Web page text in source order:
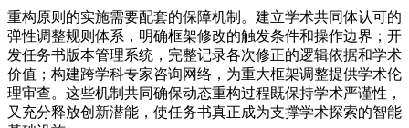
重构原则的实施需要配套的保障机制。建立学术共同体认可的
弹性调整规则体系，明确框架修改的触发条件和操作边界；开
发任务书版本管理系统，完整记录各次修正的逻辑依据和学术
价值；构建跨学科专家咨询网络，为重大框架调整提供学术伦
理审查。这些机制共同确保动态重构过程既保持学术严谨性，
又充分释放创新潜能，使任务书真正成为支撑学术探索的智能